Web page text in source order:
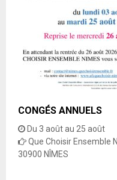
CONGÉS ANNUELS
Du 3 août au 25 août
Que Choisir Ensemble
30900 NÎMES